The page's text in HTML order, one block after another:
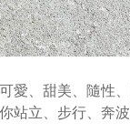
愛、甜美、隨性
你站立、步行、奔